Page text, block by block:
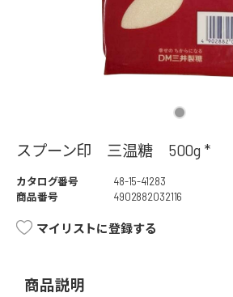
スプーン印 三温糖 500g *
カタログ番号
48-15-41283
商品番号
4902882032116
マイリストに登録する
商品説明